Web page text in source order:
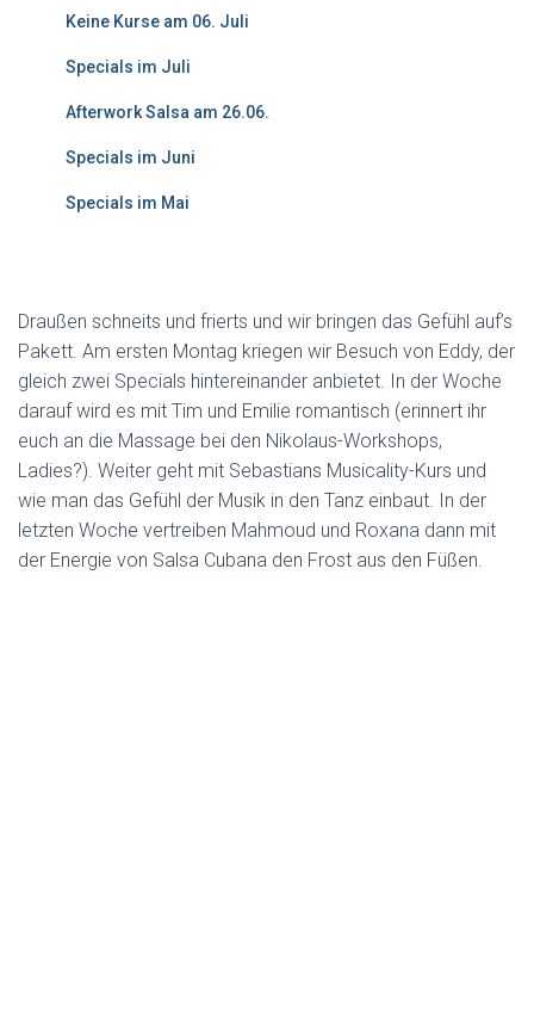
Keine Kurse am 06. Juli
Specials im Juli
Afterwork Salsa am 26.06.
Specials im Juni
Specials im Mai
Draußen schneits und frierts und wir bringen das Gefühl auf’s
Pakett. Am ersten Montag kriegen wir Besuch von Eddy, der
gleich zwei Specials hintereinander anbietet. In der Woche
darauf wird es mit Tim und Emilie romantisch (erinnert ihr
euch an die Massage bei den Nikolaus-Workshops,
Ladies?). Weiter geht mit Sebastians Musicality-Kurs und
wie man das Gefühl der Musik in den Tanz einbaut. In der
letzten Woche vertreiben Mahmoud und Roxana dann mit
der Energie von Salsa Cubana den Frost aus den Füßen.